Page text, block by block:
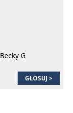
G
GŁOSUJ >